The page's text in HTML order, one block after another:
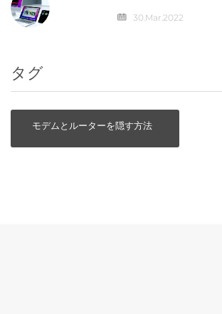
仕組みとは？
30.Mar.2022
タグ
モデムとルーターを隠す方法